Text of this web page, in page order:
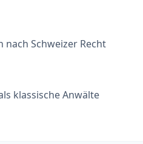
Schweizer Recht
klassische Anwälte